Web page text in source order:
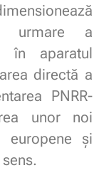
urmare a
în aparatul
directă a
PNRR-
unor noi
europene și